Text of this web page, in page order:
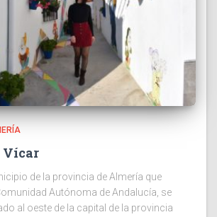
Vícar
de la provincia de Almería que
Autónoma de Andalucía, se
al oeste de la capital de la provincia